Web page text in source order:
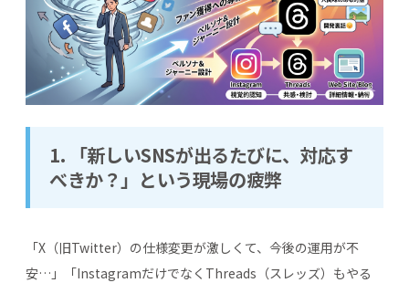
1. 「新しいSNSが出るたびに、対応す
べきか？」という現場の疲弊
「X（旧Twitter）の仕様変更が激しくて、今後の運用が不
安…」「InstagramだけでなくThreads（スレッズ）もやる